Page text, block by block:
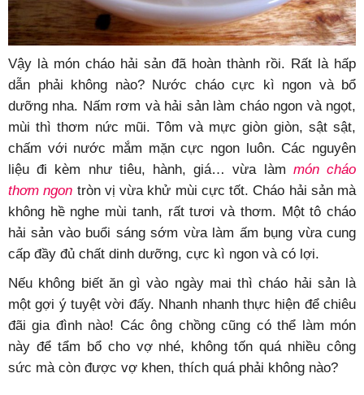
Vậy là món cháo hải sản đã hoàn thành rồi. Rất là hấp
dẫn phải không nào? Nước cháo cực kì ngon và bổ
dưỡng nha. Nấm rơm và hải sản làm cháo ngon và ngọt,
mùi thì thơm nức mũi. Tôm và mực giòn giòn, sật sật,
chấm với nước mắm mặn cực ngon luôn. Các nguyên
liệu đi kèm như tiêu, hành, giá… vừa làm món cháo
thơm ngon tròn vị vừa khử mùi cực tốt. Cháo hải sản mà
không hề nghe mùi tanh, rất tươi và thơm. Một tô cháo
hải sản vào buổi sáng sớm vừa làm ấm bụng vừa cung
cấp đầy đủ chất dinh dưỡng, cực kì ngon và có lợi.
Nếu không biết ăn gì vào ngày mai thì cháo hải sản là
một gợi ý tuyệt vời đấy. Nhanh nhanh thực hiện để chiêu
đãi gia đình nào! Các ông chồng cũng có thể làm món
này để tẩm bổ cho vợ nhé, không tốn quá nhiều công
sức mà còn được vợ khen, thích quá phải không nào?